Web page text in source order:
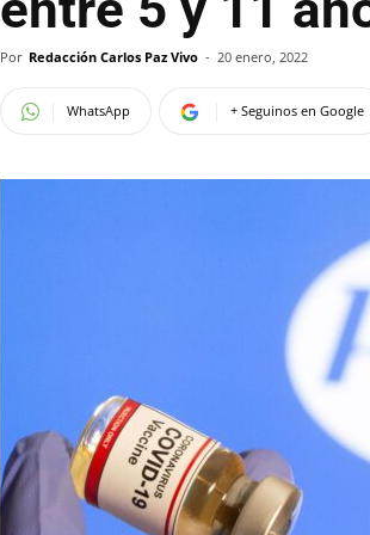
Por Redacción Carlos Paz Vivo - 20 enero, 2022
WhatsApp + Seguinos en Google